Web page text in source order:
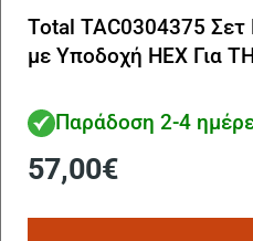
Total TAC0304375 Σετ
με Υποδοχή HEX Για
Παράδοση 2-4
57,00€